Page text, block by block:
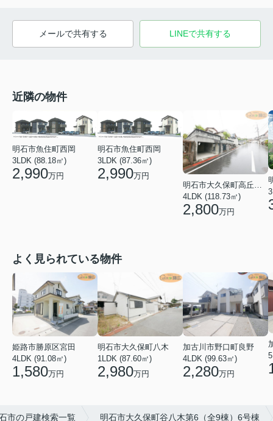
メールで共有する LINEで共有する
近隣の物件
明石市魚住町西岡
3LDK (88.18㎡)
2,990万円
明石市魚住町西岡
3LDK (87.36㎡)
2,990万円
明石市大久保町高丘１丁目
4LDK (118.73㎡)
2,800万円
よく見られている物件
姫路市勝原区宮田
4LDK (91.08㎡)
1,580万円
明石市大久保町八木
1LDK (87.60㎡)
2,980万円
加古川市野口町良野
4LDK (99.63㎡)
2,280万円
市の戸建検索一覧 明石市大久保町谷八木第6（全9棟）6号棟